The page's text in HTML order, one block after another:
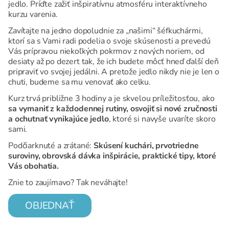
jedlo. Príďte zažiť inšpiratívnu atmosféru interaktívneho
kurzu varenia.
Zavítajte na jedno dopoludnie za „našimi“ šéfkuchármi,
ktorí sa s Vami radi podelia o svoje skúsenosti a prevedú
Vás prípravou niekoľkých pokrmov z nových noriem, od
desiaty až po dezert tak, že ich budete môcť hneď ďalší deň
pripraviť vo svojej jedálni. A pretože jedlo nikdy nie je len o
chuti, budeme sa mu venovať ako celku.
Kurz trvá približne 3 hodiny a je skvelou príležitosťou, ako
sa vymaniť z každodennej rutiny, osvojiť si nové zručnosti
a ochutnať vynikajúce jedlo, ktoré si navyše uvaríte skoro
sami.
Podčiarknuté a zrátané:Skúsení kuchári, prvotriedne
suroviny, obrovská dávka inšpirácie, praktické tipy, ktoré
Vás obohatia.
Znie to zaujímavo? Tak neváhajte!
OBJEDNAŤ